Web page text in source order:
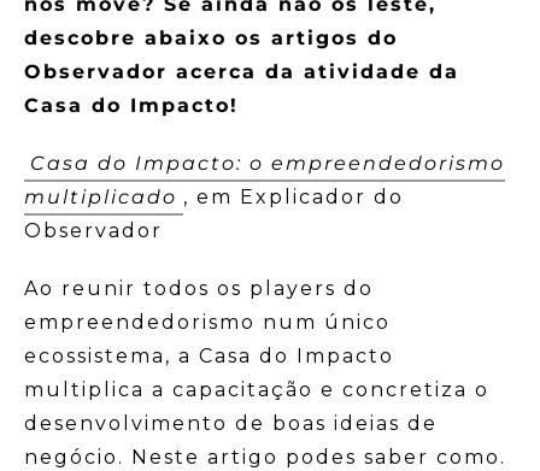
descobre abaixo os artigos do
Observador acerca da atividade da
Casa do Impacto!
Casa do Impacto: o empreendedorismo
multiplicado , em Explicador do
Observador
Ao reunir todos os players do
empreendedorismo num único
ecossistema, a Casa do Impacto
multiplica a capacitação e concretiza o
desenvolvimento de boas ideias de
negócio. Neste artigo podes saber como.